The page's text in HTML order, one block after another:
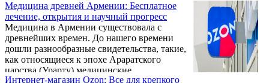
Армения исполнительный директор
компании, предприниматель армянского
происхождения Гаро Армен в ходе
Всемирного конгресса информационных
технологий WCIT 2024, прошедшего в
Ереване.
Медицина древней Армении: Бесплатное
лечение, открытия и научный прогресс
Медицина в Армении существовала с
древнейших времен. До нашего времени
дошли разнообразные свидетельства, такие,
как относящиеся к эпохе Араратского
царства (Урарту) медицинские
инструменты бронзового века, черепа со
Интернет-магазин Ozon: Все для крепкого